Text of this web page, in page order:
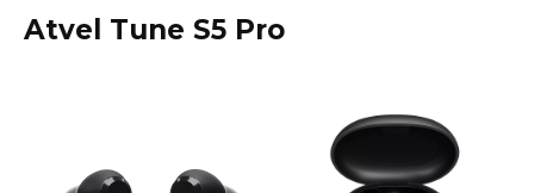
Atvel Tune S5 Pro